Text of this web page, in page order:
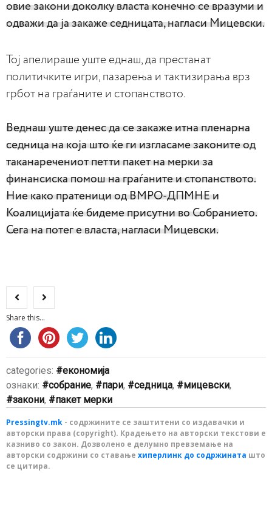
овие закони доколку власта конечно се вразуми и
одважи да ја закаже седницата, нагласи Мицевски.
Тој апелираше уште еднаш, да престанат
политичките игри, пазарења и тактизирања врз
грбот на граѓаните и стопанството.
Веднаш уште денес да се закаже итна пленарна
седница на која што ќе ги изгласаме законите од
таканаречениот петти пакет на мерки за
финансиска помош на граѓаните и стопанството.
Ние како пратеници од ВМРО-ДПМНЕ и
Коалицијата ќе бидеме присутни во Собранието.
Сега на потег е власта, нагласи Мицевски.
Share this...
categories:
економија
ознаки:
собрание, пари, седница, мицевски,
закони, пакет мерки
Pressingtv.mk - содржините се заштитени со издавачки и
авторски права (copyright). Крадењето на авторски текстови е
казниво со закон. Дозволено е делумно превземање на
авторски содржини со ставање хиперлинк до содржината што
се цитира.